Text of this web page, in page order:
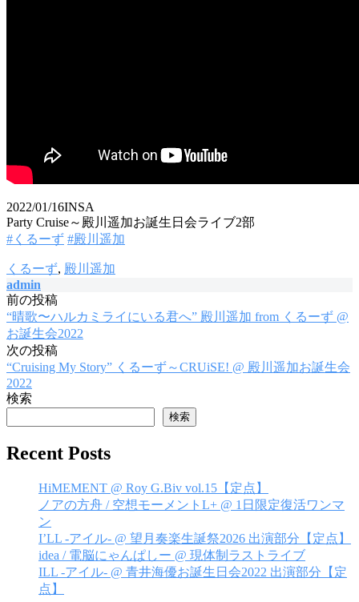
2022/01/16INSA
Party Cruise～殿川遥加お誕生日会ライブ2部
#くるーず #殿川遥加
くるーず, 殿川遥加
admin
投
稿
ナ
ビ
ゲ
ー
シ
前の投稿
“晴歌〜ハルカミライにいる君へ” 殿川遥加 from くるーず @
お誕生会2022
次の投稿
“Cruising My Story” くるーず～CRUiSE! @ 殿川遥加お誕生会
2022
検索
検索
Recent Posts
HiMEMENT @ Roy G.Biv vol.15【定点】
ノアの方舟 / 空想モーメントL+ @ 1日限定復活ワンマ
ン
I’LL -アイル- @ 望月奏楽生誕祭2026 出演部分【定点】
idea / 電脳にゃんぱしー @ 現体制ラストライブ
ILL -アイル- @ 青井海優お誕生日会2022 出演部分【定
点】